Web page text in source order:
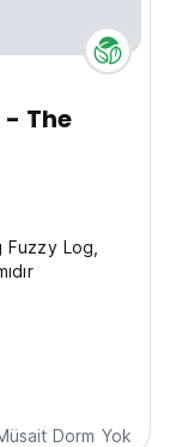
- The
Fuzzy Log,
Dorm Yok